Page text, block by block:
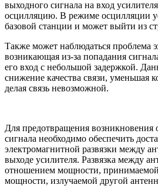
выходного сигнала на вход
осцилляцию. В режиме осцилляции
базовой станции и может выйти из
Также может наблюдаться проблема
возникающая из-за попадания
его вход с небольшой задержкой.
снижение качества связи, уменьшая
делая связь невозможной.
Для предотвращения возникновения
сигнала необходимо обеспечить
электромагнитной развязки между
выходе усилителя. Развязка между
отношением мощности,
мощности, излучаемой другой